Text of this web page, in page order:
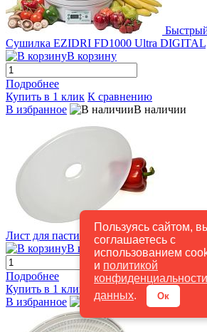
Пользуясь сайтом,
соглашаетесь с
использованием
и политикой
конфиденциальности
данных. Ок
Сушилка EZIDRI FD1000 Ultra DIGITAL
В корзину
Подробнее
Купить в 1 клик К сравнению
В избранное
В наличии
Лист для пастилы FD500 Snackmaker
В корзину
Подробнее
Купить в 1 клик
К сравнению
В избранное
В наличии